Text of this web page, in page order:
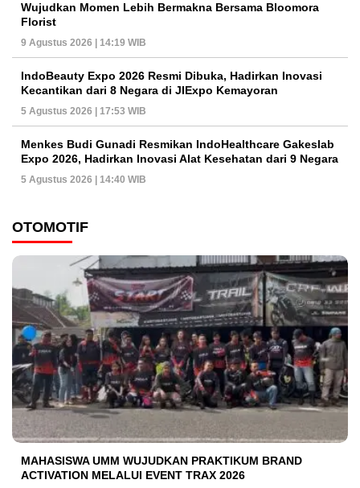
Wujudkan Momen Lebih Bermakna Bersama Bloomora
Florist
9 Agustus 2026 | 14:19 WIB
IndoBeauty Expo 2026 Resmi Dibuka, Hadirkan Inovasi
Kecantikan dari 8 Negara di JIExpo Kemayoran
5 Agustus 2026 | 17:53 WIB
Menkes Budi Gunadi Resmikan IndoHealthcare Gakeslab
Expo 2026, Hadirkan Inovasi Alat Kesehatan dari 9 Negara
5 Agustus 2026 | 14:40 WIB
OTOMOTIF
MAHASISWA UMM WUJUDKAN PRAKTIKUM BRAND
ACTIVATION MELALUI EVENT TRAX 2026